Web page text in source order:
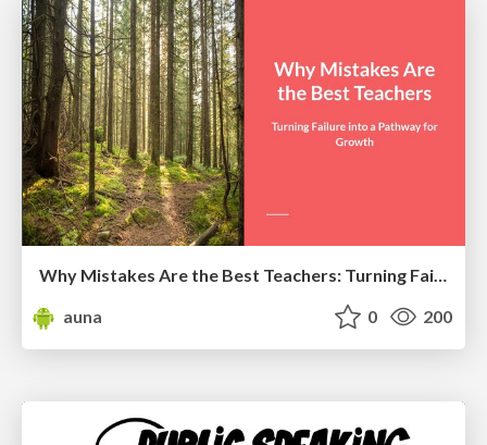
Why Mistakes Are the Best Teachers: Turning Failure into a Pathway for Growth
auna
0 200